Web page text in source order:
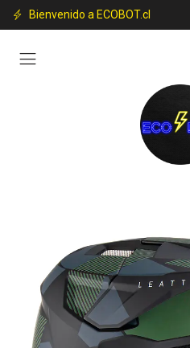
Bienvenido a ECOBOT.cl